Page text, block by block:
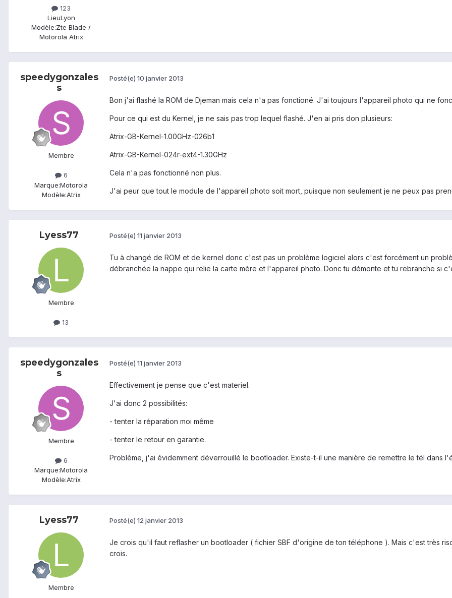
123
LieuLyon
Modèle:Zte Blade /
Motorola Atrix
speedygonzales
s
Membre
6
Marque:Motorola
Modèle:Atrix
Posté(e) 10 janvier 2013
Bon j'ai flashé la ROM de Djeman mais cela n'a pas fonctioné. J'ai toujours l'appareil photo qui ne
Pour ce qui est du Kernel, je ne sais pas trop lequel flashé. J'en ai pris don plusieurs:
Atrix-GB-Kernel-1.00GHz-026b1
Atrix-GB-Kernel-024r-ext4-1.30GHz
Cela n'a pas fonctionné non plus.
J'ai peur que tout le module de l'appareil photo soit mort, puisque non seulement je ne peux pas
Lyess77
Membre
13
Posté(e) 11 janvier 2013
Tu à changé de ROM et de kernel donc c'est pas un problème logiciel alors c'est forcément un
débranchée la nappe qui relie la carte mère et l'appareil photo. Donc tu démonte et tu rebranche si
speedygonzales
s
Membre
6
Marque:Motorola
Modèle:Atrix
Posté(e) 11 janvier 2013
Effectivement je pense que c'est materiel.
J'ai donc 2 possibilités:
- tenter la réparation moi même
- tenter le retour en garantie.
Problème, j'ai évidemment déverrouillé le bootloader. Existe-t-il une manière de remettre le tél dans
Lyess77
Membre
Posté(e) 12 janvier 2013
Je crois qu'il faut reflasher un bootloader ( fichier SBF d'origine de ton téléphone ). Mais c'est très
crois.